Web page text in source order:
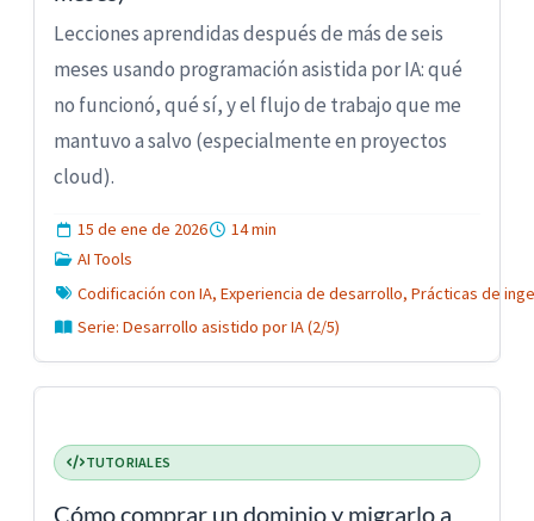
Lecciones aprendidas después de más de seis
meses usando programación asistida por IA: qué
no funcionó, qué sí, y el flujo de trabajo que me
mantuvo a salvo (especialmente en proyectos
cloud).
15 de ene de 2026
14 min
AI Tools
Codificación con IA, Experiencia de desarrollo, Prácticas de
Serie: Desarrollo asistido por IA (2/5)
TUTORIALES
Cómo comprar un dominio y migrarlo a